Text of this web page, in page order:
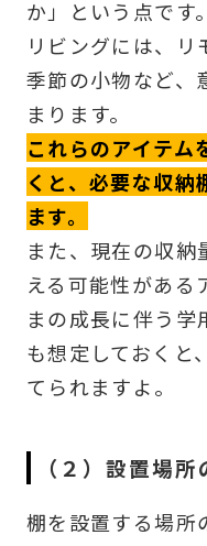
か」という点です。
リビングには、リ
季節の小物など、
まります。
これらのアイテム
くと、必要な収納
ます。
また、現在の収納
える可能性がある
まの成長に伴う学
も想定しておくと
てられますよ。
（２）設置場
棚を設置する場所